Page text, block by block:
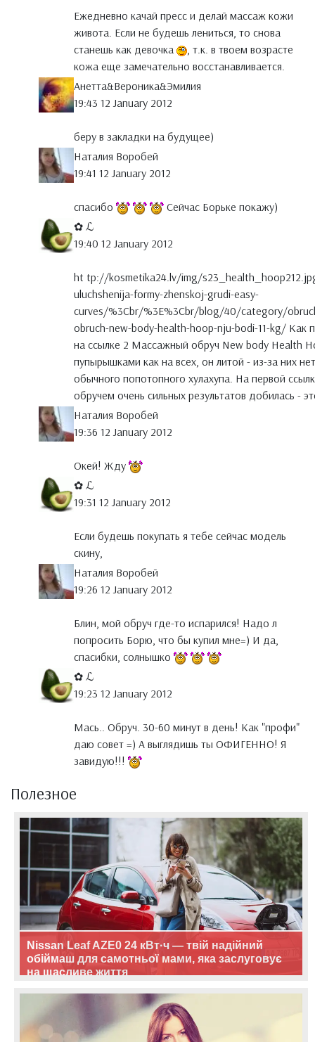
Ежедневно качай пресс и делай массаж кожи
живота. Если не будешь лениться, то снова
станешь как девочка
, т.к. в твоем возрасте
кожа еще замечательно восстанавливается.
Анетта&Вероника&Эмилия
19:43 12 January 2012
беру в закладки на будущее)
Наталия Воробей
19:41 12 January 2012
спасибо
Сейчас Борьке покажу)
✿ ℒ
19:40 12 January 2012
ht tp://kosmetika24.lv/img/
uluchshenija-formy-zhenskoj-grudi-easy-
curves/%3Cbr/%3E%3Cbr/blog/40/category/
obruch-new-body-health-hoop-nju-bodi-11-kg/
на ссылке 2 Массажный обруч New body Health
пупырышками как на всех, он литой - из-за них
обычного попотопного хулахупа. На первой
обручем очень сильных результатов добилась -
Наталия Воробей
19:36 12 January 2012
Окей! Жду
✿ ℒ
19:31 12 January 2012
Если будешь покупать я тебе сейчас модель
скину,
Наталия Воробей
19:26 12 January 2012
Блин, мой обруч где-то испарился! Надо л
попросить Борю, что бы купил мне=) И да,
спасибки, солнышко
✿ ℒ
19:23 12 January 2012
Мась.. Обруч. 30-60 минут в день! Как "профи"
даю совет =) А выглядишь ты ОФИГЕННО! Я
завидую!!!
Полезное
Nissan Leaf AZE0 24 кВт·ч — твій надійний
обіймаш для самотньої мами, яка заслуговує
на щасливе життя